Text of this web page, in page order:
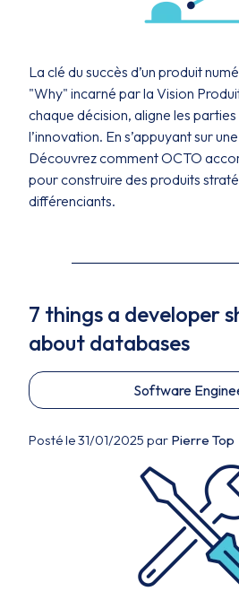
La clé du succès d’un produit
"Why" incarné par la Vision
chaque décision, aligne les
l’innovation. En s’appuyant sur
Découvrez comment OCTO
pour construire des produits
différenciants.
7 things a developer
about databases
Software
Posté le 31/01/2025 par Pierre Top